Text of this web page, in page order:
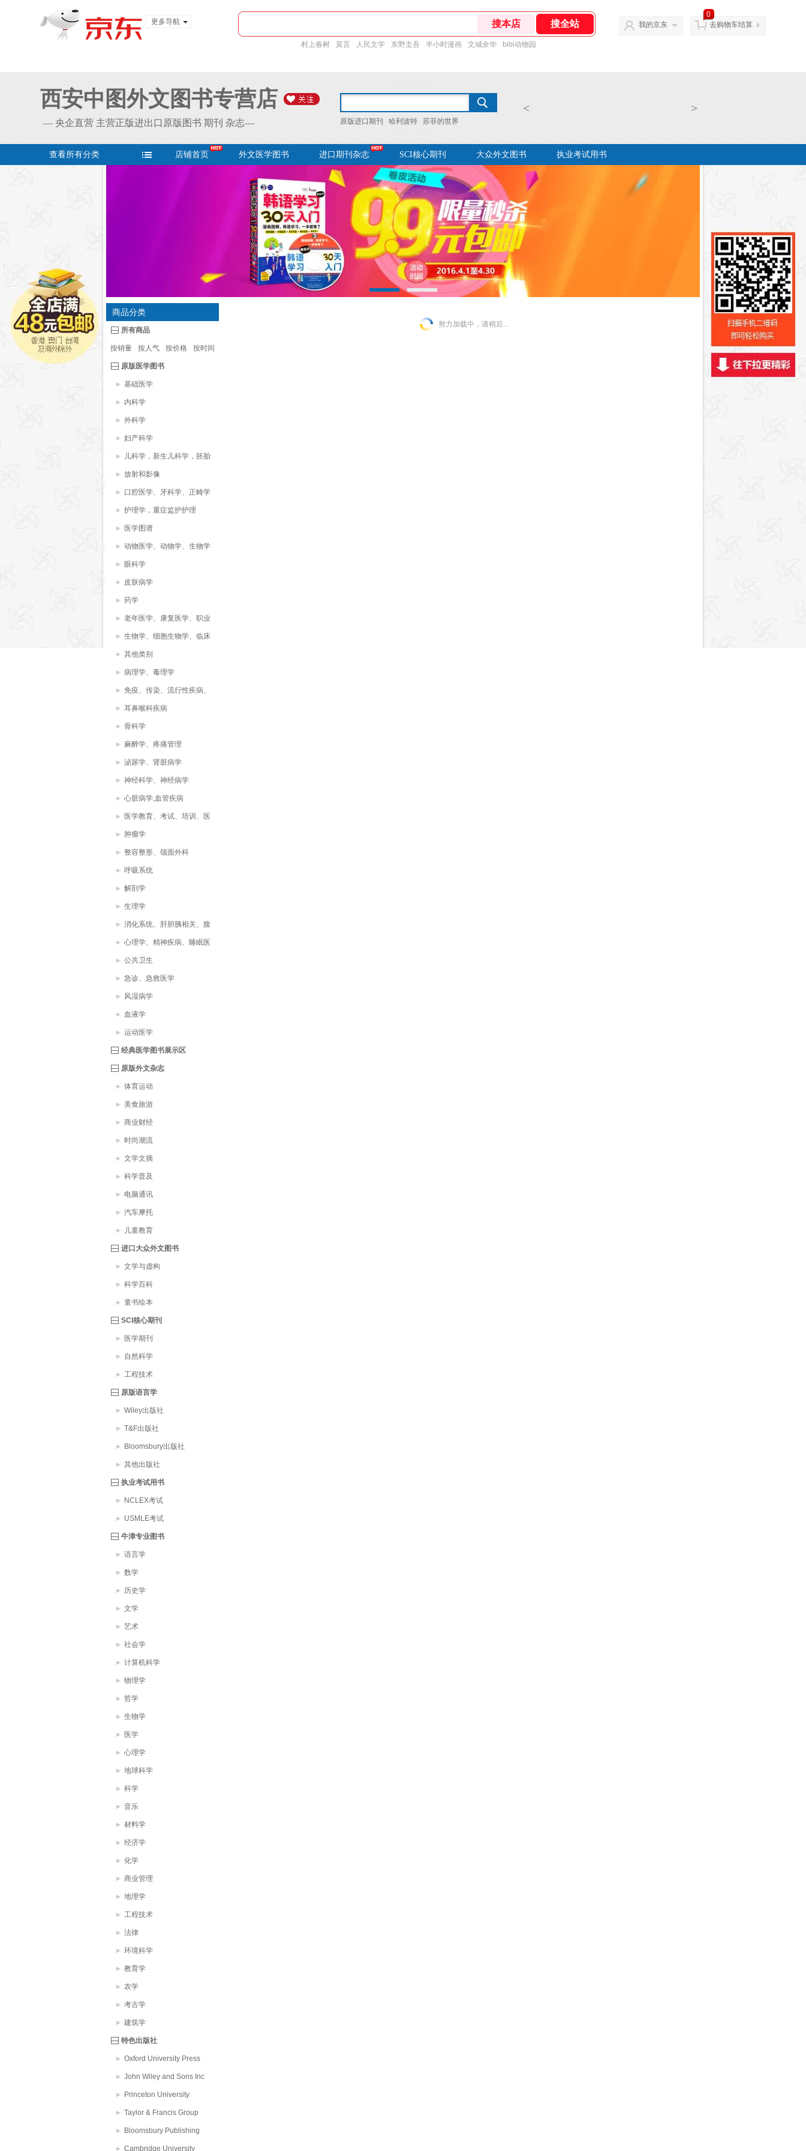
更多导航
村上春树 莫言 人民文学 东野圭吾 半小时漫画 文城余华 bibi动物园
我的京东
0
去购物车结算
西安中图外文图书专营店
— 央企直营 主营正版进出口原版图书 期刊 杂志—
< >
原版进口期刊 哈利波特 苏菲的世界
查看所有分类 店铺首页 外文医学图书 进口期刊杂志 SCI核心期刊 大众外文图书 执业考试用书
商品分类
所有商品
按销量 按人气 按价格 按时间
原版医学图书
基础医学
内科学
外科学
妇产科学
儿科学，新生儿科学，胚胎
学
放射和影像
口腔医学、牙科学、正畸学
护理学，重症监护护理
医学图谱
动物医学、动物学、生物学
眼科学
皮肤病学
药学
老年医学、康复医学、职业
治疗、物理治疗
生物学、细胞生物学、临床
化学，生物化学，
其他类别
病理学、毒理学
免疫、传染、流行性疾病、
病毒、微生物学
耳鼻喉科疾病
骨科学
麻醉学、疼痛管理
泌尿学、肾脏病学
神经科学、神经病学
心脏病学,血管疾病
医学教育、考试、培训、医
疗助理、医学词典
肿瘤学
整容整形、颌面外科
呼吸系统
解剖学
生理学
消化系统、肝胆胰相关、腹
部疾病
心理学、精神疾病、睡眠医
学
公共卫生
急诊、急救医学
风湿病学
血液学
运动医学
经典医学图书展示区
原版外文杂志
体育运动
美食旅游
商业财经
时尚潮流
文学文摘
科学普及
电脑通讯
汽车摩托
儿童教育
进口大众外文图书
文学与虚构
科学百科
童书绘本
SCI核心期刊
医学期刊
自然科学
工程技术
原版语言学
Wiley出版社
T&F出版社
Bloomsbury出版社
其他出版社
执业考试用书
NCLEX考试
USMLE考试
牛津专业图书
语言学
数学
历史学
文学
艺术
社会学
计算机科学
物理学
哲学
生物学
医学
心理学
地球科学
科学
音乐
材料学
经济学
化学
商业管理
地理学
工程技术
法律
环境科学
教育学
农学
考古学
建筑学
特色出版社
Oxford University Press
John Wiley and Sons Inc
Princeton University
Taylor & Francis Group
Bloomsbury Publishing
PLC
Cambridge University
努力加载中，请稍后...